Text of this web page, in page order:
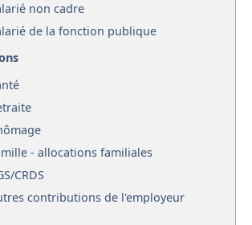
non cadre
de la fonction publique
- allocations familiales
CRDS
contributions de l'employeur